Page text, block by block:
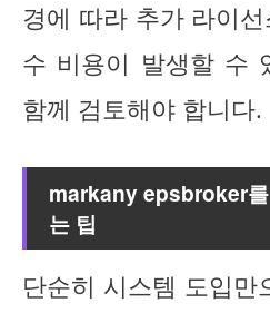
경에 따라 추가 라이
수 비용이 발생할 수
함께 검토해야 합니다.
markany epsbroker
는 팁
단순히 시스템 도입만